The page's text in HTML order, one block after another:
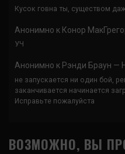
Кусок говна ты, существом
Анонимно к Конор
УЧ
Анонимно к Рэнди Браун —
не запускается ни один бой,
заканчивается начинается
Исправьте пожалуйста
ВОЗМОЖНО, ВЫ